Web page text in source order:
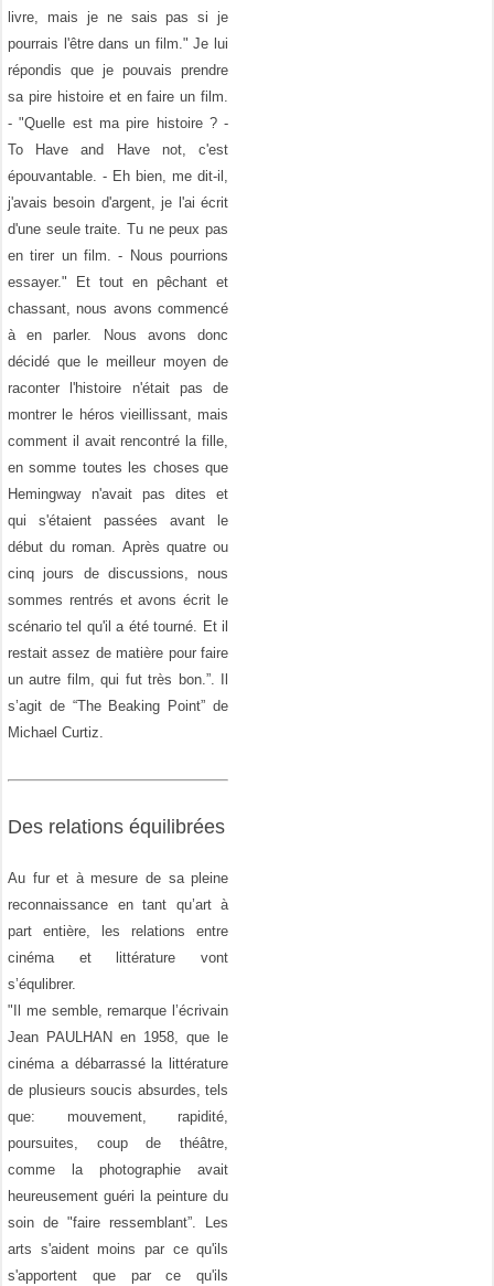
livre, mais je ne sais pas si je
pourrais l'être dans un film." Je lui
répondis que je pouvais prendre
sa pire histoire et en faire un film.
- "Quelle est ma pire histoire ? -
To Have and Have not, c'est
épouvantable. - Eh bien, me dit-il,
j'avais besoin d'argent, je l'ai écrit
d'une seule traite. Tu ne peux pas
en tirer un film. - Nous pourrions
essayer." Et tout en pêchant et
chassant, nous avons commencé
à en parler. Nous avons donc
décidé que le meilleur moyen de
raconter l'histoire n'était pas de
montrer le héros vieillissant, mais
comment il avait rencontré la fille,
en somme toutes les choses que
Hemingway n'avait pas dites et
qui s'étaient passées avant le
début du roman. Après quatre ou
cinq jours de discussions, nous
sommes rentrés et avons écrit le
scénario tel qu'il a été tourné. Et il
restait assez de matière pour faire
un autre film, qui fut très bon.”. Il
s’agit de “The Beaking Point” de
Michael Curtiz.
Des relations équilibrées
Au fur et à mesure de sa pleine
reconnaissance en tant qu’art à
part entière, les relations entre
cinéma et littérature vont
s’équlibrer.
"Il me semble, remarque l’écrivain
Jean PAULHAN en 1958, que le
cinéma a débarrassé la littérature
de plusieurs soucis absurdes, tels
que: mouvement, rapidité,
poursuites, coup de théâtre,
comme la photographie avait
heureusement guéri la peinture du
soin de "faire ressemblant”. Les
arts s'aident moins par ce qu'ils
s'apportent que par ce qu'ils